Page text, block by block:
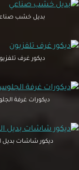
بديل خشب
ديكور غرف
ديكورات غرفة
ديكور شاشات بديل